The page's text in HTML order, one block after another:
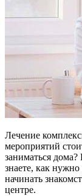
Лечение
мероприятий
заниматься
знаете, как
начинать
центре.